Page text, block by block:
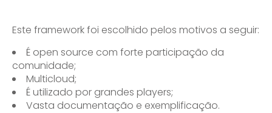
Este framework foi escolhido pelos motivos a seguir:
É open source com forte participação da
comunidade;
Multicloud;
É utilizado por grandes players;
Vasta documentação e exemplificação.